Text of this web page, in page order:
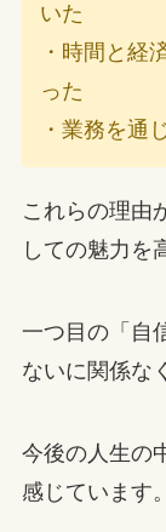
いた
・時間と経
った
・業務を通
これらの理由
しての魅力を
一つ目の「自
ないに関係な
今後の人生の
感じています。